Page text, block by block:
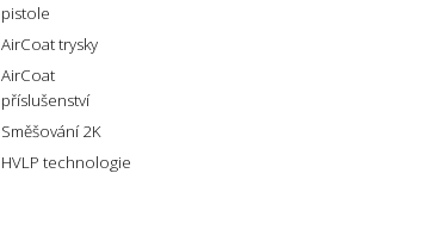
pistole
AirCoat trysky
AirCoat
příslušenství
Směšování 2K
HVLP technologie